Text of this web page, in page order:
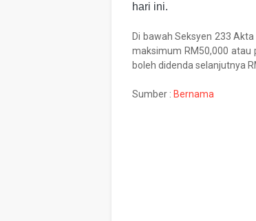
hari ini.
Di bawah Seksyen 233
maksimum RM50,000 atau
boleh didenda selanjutnya
Sumber : Bernama